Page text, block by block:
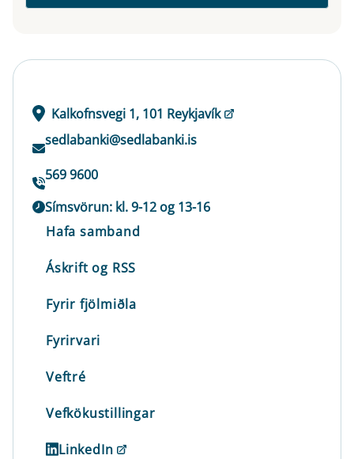
Kalkofnsvegi 1, 101 Reykjavík
sedlabanki@sedlabanki.is
569 9600
Símsvörun: kl. 9-12 og 13-16
Hafa samband
Áskrift og RSS
Fyrir fjölmiðla
Fyrirvari
Veftré
Vefkökustillingar
LinkedIn